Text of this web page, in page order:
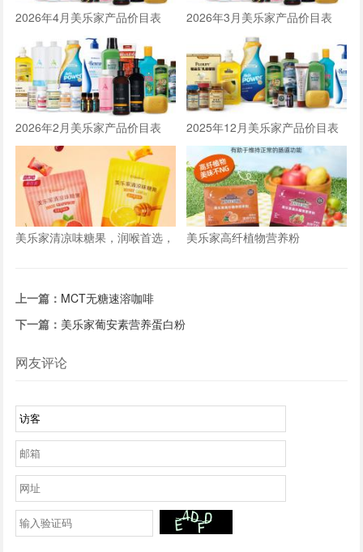
2026年4月美乐家产品价目表 2026年3月美乐家产品价目表
2026年2月美乐家产品价目表 2025年12月美乐家产品价目表
美乐家清凉味糖果，润喉首选，
美乐家高纤植物营养粉
上一篇： MCT无糖速溶咖啡
下一篇： 美乐家葡安素营养蛋白粉
网友评论